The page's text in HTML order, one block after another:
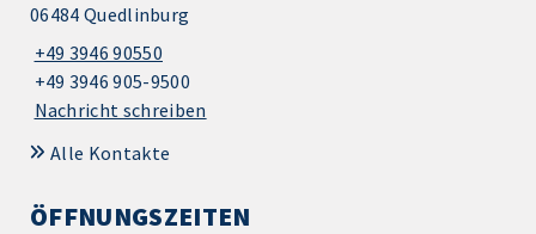
06484 Quedlinburg
+49 3946 90550
+49 3946 905-9500
Nachricht schreiben
Alle Kontakte
ÖFFNUNGSZEITEN